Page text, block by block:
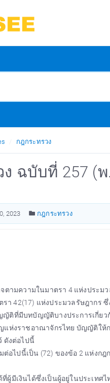
กฎกระทรวง
ฉบับที่ 257 (
2023 กฎกระทรวง
ตามความในมาตรา 4 แห่งประม
รา 42(17) แห่งประมวลรัษฎากร
ติที่มีบทบัญญัติบางประการเกี่ยว
แห่งราชอาณาจักรไทย บัญญัติให้
ดังต่อไปนี้
ต่อไปนี้เป็น (72) ของข้อ 2 แห่งก
ด้ที่ผู้มีเงินได้ซึ่งเป็นผู้อยู่ในประเท